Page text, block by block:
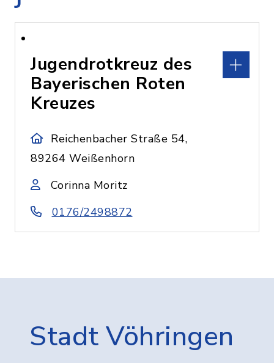
Jugendrotkreuz des
Bayerischen Roten
Kreuzes
Reichenbacher Straße 54,
89264 Weißenhorn
Corinna Moritz
0176/2498872
Stadt Vöhringen